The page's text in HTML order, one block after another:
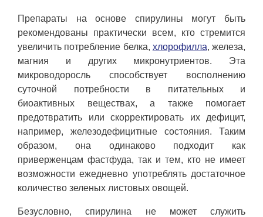
Препараты на основе спирулины могут быть
рекомендованы практически всем, кто стремится
увеличить потребление белка, хлорофилла, железа,
магния и других микронутриентов. Эта
микроводоросль способствует восполнению
суточной потребности в питательных и
биоактивных веществах, а также помогает
предотвратить или скорректировать их дефицит,
например, железодефицитные состояния. Таким
образом, она одинаково подходит как
приверженцам фастфуда, так и тем, кто не имеет
возможности ежедневно употреблять достаточное
количество зеленых листовых овощей.
Безусловно, спирулина не может служить